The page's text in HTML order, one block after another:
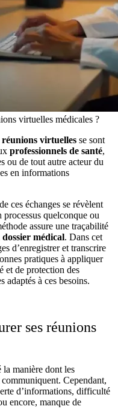
virtuelles médicales ?
réunions virtuelles se sont
professionnels de santé,
ou de tout autre acteur du
en informations
de ces échanges se révèlent
processus quelconque ou
assure une traçabilité
dossier médical. Dans cet
d’enregistrer et transcrire
pratiques à appliquer
et de protection des
adaptés à ces besoins.
ses réunions
la manière dont les
Cependant,
d’informations, difficulté
encore, manque de